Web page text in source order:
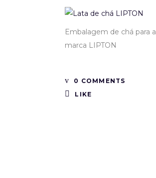
Embalagem de chá para a
marca LIPTON
0 COMMENTS
LIKE